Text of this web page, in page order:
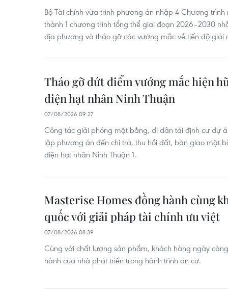
Bộ Tài chính vừa trình phương án nhập 4 Chương
thành 1 chương trình tổng thể giai đoạn 2026–2030
địa phương và tháo gỡ các vướng mắc về tiến độ giải
Tháo gỡ dứt điểm vướng mắc hiện
điện hạt nhân Ninh Thuận
07/08/2026 09:27
Công tác giải phóng mặt bằng, di dân tái định cư dự
lập phương án đến chi trả, thu hồi đất, bàn giao mặt
điện hạt nhân Ninh Thuận 1.
Masterise Homes đồng hành cùng
quốc với giải pháp tài chính ưu việt
07/08/2026 08:39
Cùng với chất lượng sản phẩm, khách hàng ngày
hành của nhà phát triển trong hành trình an cư.